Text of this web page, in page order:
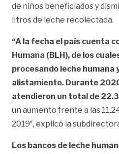
de niños beneficiados y
litros de leche recolectada.
“A la fecha el país cuenta
Humana (BLH), de los
procesando leche humana
alistamiento. Durante
atendieron un total de
un aumento frente a las
2019″, explicó la
Los bancos de leche